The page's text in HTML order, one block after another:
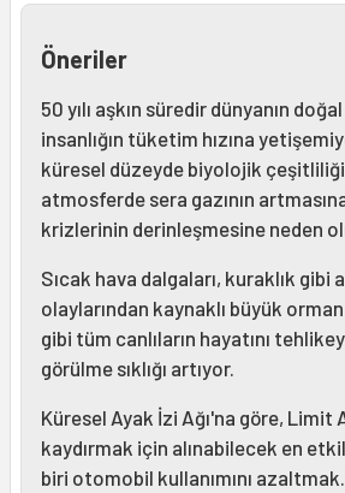
Öneriler
50 yılı aşkın süredir dünyanın
insanlığın tüketim hızına
küresel düzeyde biyolojik
atmosferde sera gazının
krizlerinin derinleşmesine neden
Sıcak hava dalgaları, kuraklık gibi
olaylarından kaynaklı büyük
gibi tüm canlıların hayatını
görülme sıklığı artıyor.
Küresel Ayak İzi Ağı'na göre, Limit
kaydırmak için alınabilecek en
biri otomobil kullanımını